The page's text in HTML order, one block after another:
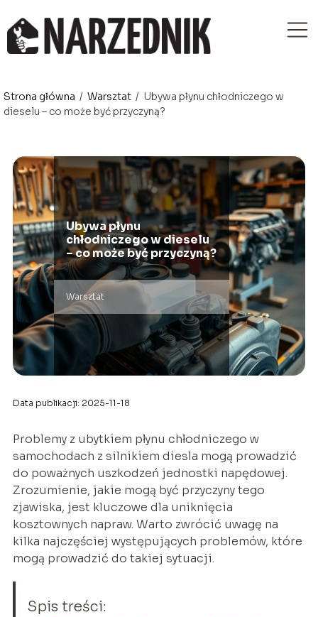
Strona główna / Warsztat / Ubywa płynu chłodniczego w
dieselu – co może być przyczyną?
Ubywa płynu
chłodniczego w dieselu
– co może być przyczyną?
Warsztat
Data publikacji: 2025-11-18
Problemy z ubytkiem płynu chłodniczego w
samochodach z silnikiem diesla mogą prowadzić
do poważnych uszkodzeń jednostki napędowej.
Zrozumienie, jakie mogą być przyczyny tego
zjawiska, jest kluczowe dla uniknięcia
kosztownych napraw. Warto zwrócić uwagę na
kilka najczęściej występujących problemów, które
mogą prowadzić do takiej sytuacji.
Spis treści: